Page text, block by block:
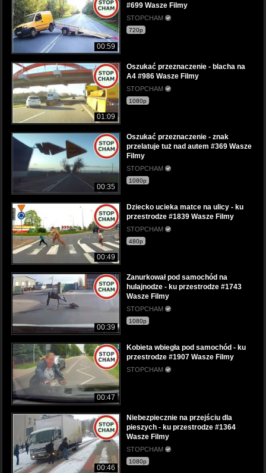
00:59
#699 Wasze Filmy
STOPCHAM
720p
01:09
Oszukać przeznaczenie - blacha na
A4 #986 Wasze Filmy
STOPCHAM
1080p
00:35
Oszukać przeznaczenie - znak
przelatuje tuż nad autem #369 Wasze
Filmy
STOPCHAM
1080p
00:49
Dziecko ucieka matce na ulicy - ku
przestrodze #1839 Wasze Filmy
STOPCHAM
480p
00:39
Zanurkował pod samochód na
hulajnodze - ku przestrodze #1743
Wasze Filmy
STOPCHAM
1080p
00:47
Kobieta wbiegła pod samochód - ku
przestrodze #1907 Wasze Filmy
STOPCHAM
00:46
Niebezpiecznie na przejściu dla
pieszych - ku przestrodze #1364
Wasze Filmy
STOPCHAM
1080p